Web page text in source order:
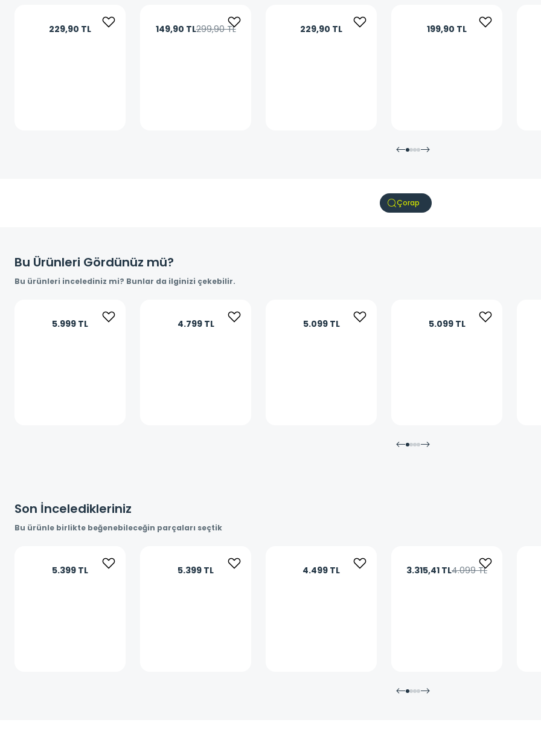
229,90 TL 149,90 TL299,90 TL 229,90 TL 199,90 TL
Çorap
Bu Ürünleri Gördünüz mü?
Bu ürünleri incelediniz mi? Bunlar da ilginizi çekebilir.
5.999 TL 4.799 TL 5.099 TL 5.099 TL
Son İnceledikleriniz
Bu ürünle birlikte beğenebileceğin parçaları seçtik
5.399 TL 5.399 TL 4.499 TL 3.315,41 TL4.099 TL